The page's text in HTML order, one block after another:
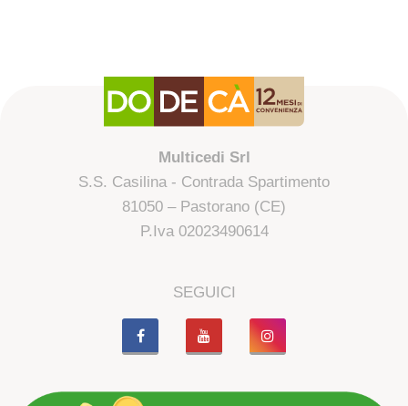
Multicedi Srl
S.S. Casilina - Contrada Spartimento
81050 – Pastorano (CE)
P.Iva 02023490614
SEGUICI